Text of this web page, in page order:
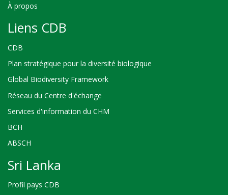
À propos
Liens CDB
CDB
Plan stratégique pour la diversité biologique
Global Biodiversity Framework
Réseau du Centre d'échange
Services d'information du CHM
BCH
ABSCH
Sri Lanka
Profil pays CDB